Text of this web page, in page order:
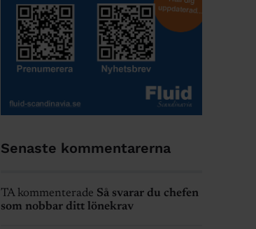
Senaste kommentarerna
TA kommenterade Så svarar du chefen
som nobbar ditt lönekrav